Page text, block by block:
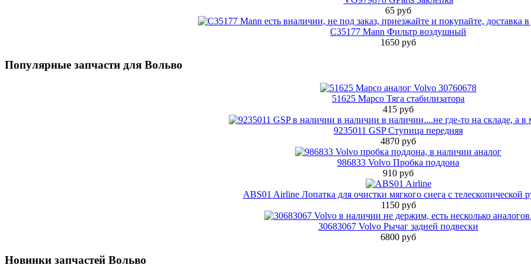
65 руб
C35177 Mann Фильтр воздушный
1650 руб
Популярные запчасти для Вольво
51625 Mapco Тяга стабилизатора
415 руб
9235011 GSP Ступица передняя
4870 руб
986833 Volvo Пробка поддона
910 руб
ABS01 Airline Лопатка для очистки мягкого снега с телескопической
1150 руб
30683067 Volvo Рычаг задней подвески
6800 руб
Новинки запчастей Вольво